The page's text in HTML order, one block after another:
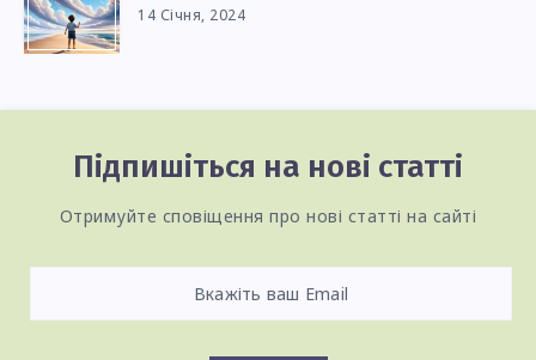
14 Січня, 2024
Підпишіться на нові статті
Отримуйте сповіщення про нові статті на сайті